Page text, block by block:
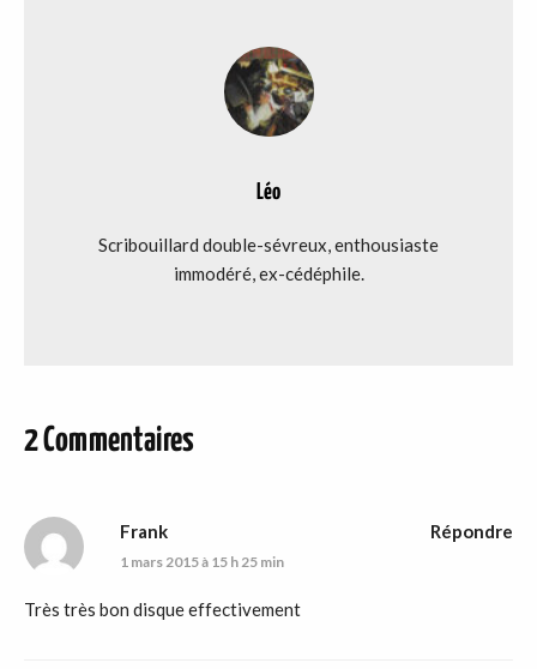
Léo
Scribouillard double-sévreux, enthousiaste
immodéré, ex-cédéphile.
2 Commentaires
Frank
1 mars 2015 à 15 h 25 min
Très très bon disque effectivement
Répondre